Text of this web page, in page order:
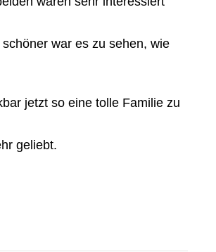
war es zu sehen, wie
jetzt so eine tolle Familie zu
geliebt.